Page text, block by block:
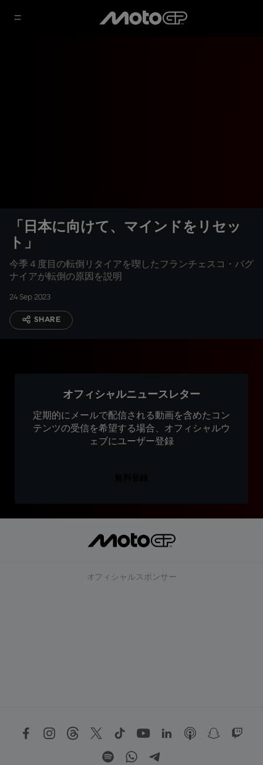
「日本に向けて、マインドをリセッ
ト」
今季４度目の転倒リタイアを喫したフランチェスコ・バグ
ナイアが転倒の原因を説明
24 Sep 2023
SHARE
オフィシャルニュースレター
定期的にメールで配信される動画を含めたコン
テンツの受信を希望する場合、オフィシャルウ
ェブにユーザー登録
オフィシャルスポンサー